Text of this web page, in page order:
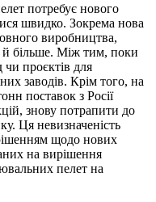
потребує нового
швидко. Зокрема нова
виробництва,
більше. Між тим, поки
чи проєктів для
заводів. Крім того, на
поставок з Росії
знову потрапити до
Ця невизначеність
щодо нових
на вирішення
пелет на